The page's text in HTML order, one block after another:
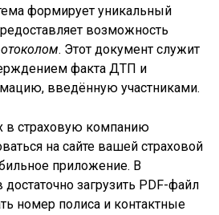
формирует уникальный
возможность
. Этот документ служит
факта ДТП и
введённую участниками.
в страховую компанию
на сайте вашей страховой
приложение. В
загрузить PDF-файл
номер полиса и контактные